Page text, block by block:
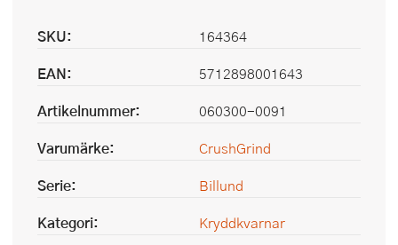
SKU:
164364
EAN:
5712898001643
Artikelnummer:
060300-0091
Varumärke:
CrushGrind
Serie:
Billund
Kategori:
Kryddkvarnar